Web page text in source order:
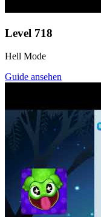
Level 718
Hell Mode
Guide ansehen